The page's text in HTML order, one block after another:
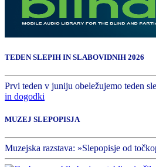
TEDEN SLEPIH IN SLABOVIDNIH 2026
Prvi teden v juniju obeležujemo teden
in dogodki
MUZEJ SLEPOPISJA
Muzejska razstava: »Slepopisje od